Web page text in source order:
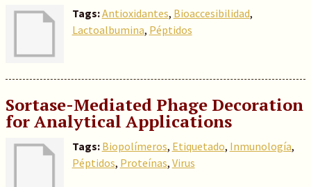
Tags:Antioxidantes, Bioaccesibilidad,
Lactoalbumina, Péptidos
Sortase-Mediated Phage Decoration
for Analytical Applications
Tags: Biopolímeros, Etiquetado, Inmunología,
Péptidos, Proteínas, Virus